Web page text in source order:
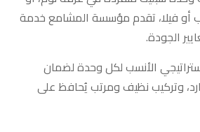
فيلا، تقدم مؤسسة المشامع خدمة
الجودة.
الأنسب لكل وحدة لضمان
وتركيب نظيف ومرتب يُحافظ على